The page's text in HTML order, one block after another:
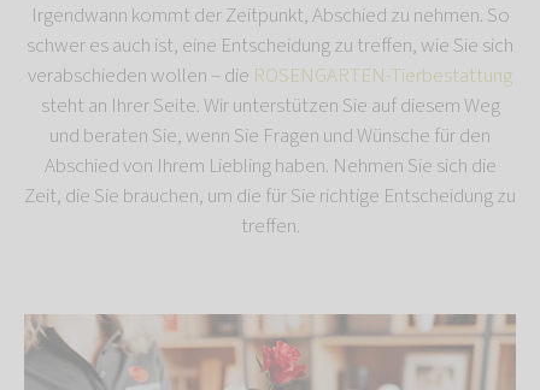
Irgendwann kommt der Zeitpunkt, Abschied zu nehmen. So
schwer es auch ist, eine Entscheidung zu treffen, wie Sie sich
verabschieden wollen – die ROSENGARTEN-Tierbestattung
steht an Ihrer Seite. Wir unterstützen Sie auf diesem Weg
und beraten Sie, wenn Sie Fragen und Wünsche für den
Abschied von Ihrem Liebling haben. Nehmen Sie sich die
Zeit, die Sie brauchen, um die für Sie richtige Entscheidung zu
treffen.